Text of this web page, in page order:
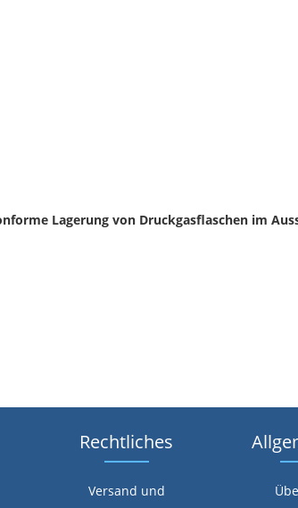
Lagerung von Druckgasflaschen im
Rechtliches
Versand und